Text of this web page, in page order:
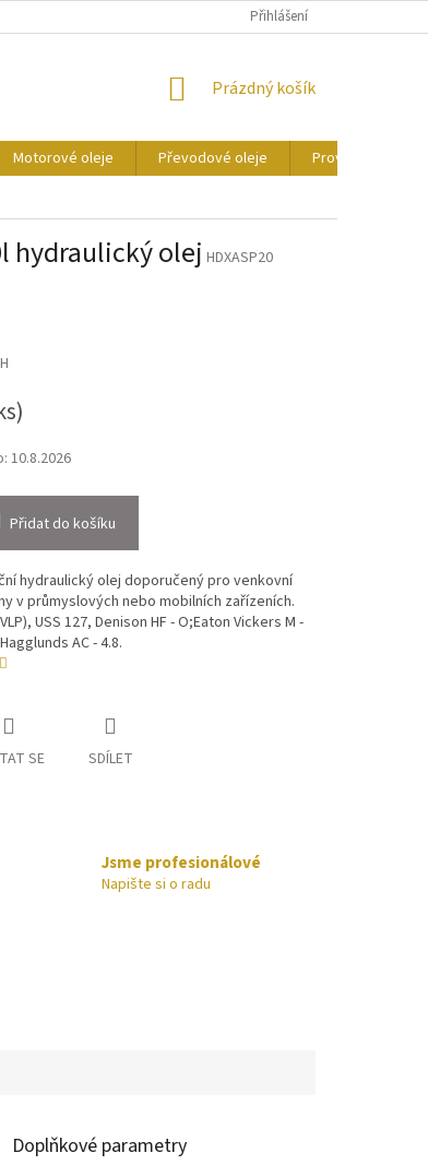
Přihlášení
NÁKUPNÍ
Prázdný košík
Motorové oleje Převodové oleje
Provozní kapaliny
hydraulický olej HDXASP20
10.8.2026
Přidat do košíku
hydraulický olej doporučený pro venkovní
v průmyslových nebo mobilních zařízeních.
USS 127, Denison HF - O;Eaton Vickers M -
AC - 4.8.
SE SDÍLET
Jsme profesionálové
Napište si o radu
Doplňkové parametry